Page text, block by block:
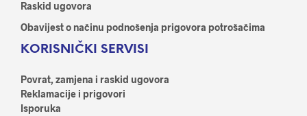
Raskid ugovora
Obavijest o načinu podnošenja prigovora potrošačima
KORISNIČKI SERVISI
Povrat, zamjena i raskid ugovora
Reklamacije i prigovori
Isporuka